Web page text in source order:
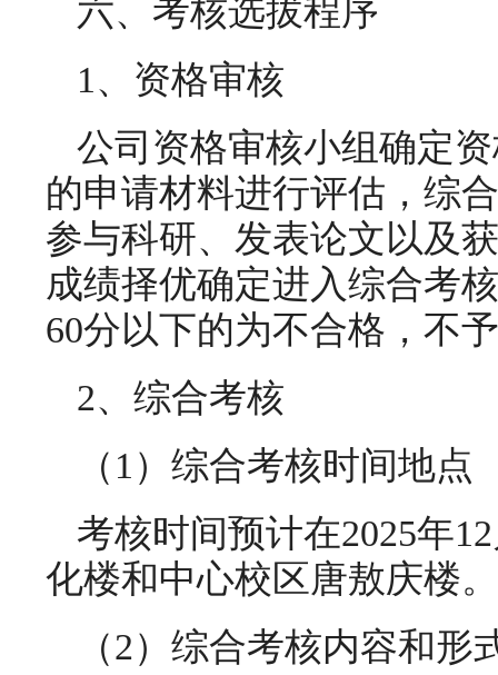
六、考核选拔程序
1、资格审核
公司资格审核小组确定
的申请材料进行评估，综
参与科研、发表论文以及
成绩择优确定进入综合考
60分以下的为不合格，不
2、综合考核
（1）综合考核时间地点
考核时间预计在2025年
化楼和中心校区唐敖庆楼
（2）综合考核内容和形